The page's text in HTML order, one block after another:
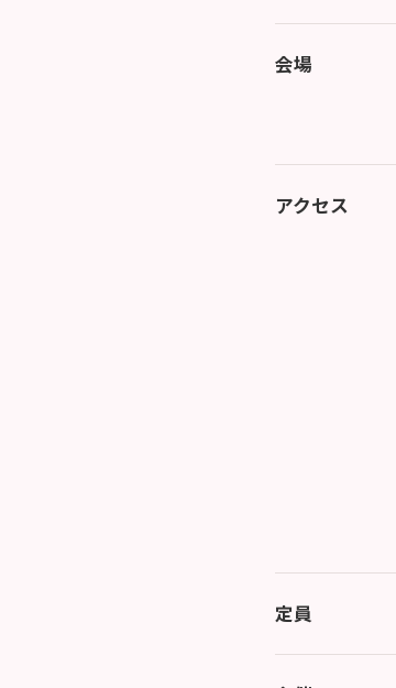
会場
アクセス
定員